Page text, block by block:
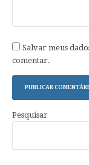
Salvar meus
comentar.
Pesquisar